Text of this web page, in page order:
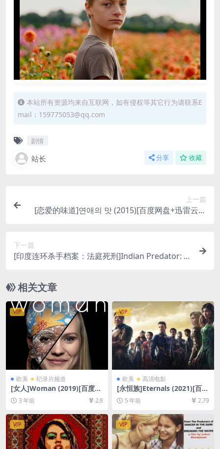
本站所有资源均来自互联网，如有侵权等其它行为请联系E
mail：159775053@qq.com
剧情
站长 分享 收藏
上一篇
[恋爱的味道]연애의 맛 (2015)[百度网盘+迅雷云盘
下一篇
[印度连环杀手档案：法庭死刑]Indian Predator: M
资源1080P超清未删减][MP4/1.9GB][中文字幕]
相关文章
VIP
欧美 纪录片频道
[女人]Woman (2019)[百度网
盘+夸克网盘1080P超清未删
减资源][网盘在线播放/下载]
[MP4/3.9GB][中文字幕]
3 年前 2.8
VIP
欧美 高清电影
[永恒族]Eternals (2021)[百度
网盘+迅雷云盘资源1080P超
清未删减][MP4/10GB][中文
字幕]
5 年前 2.79
VIP VIP